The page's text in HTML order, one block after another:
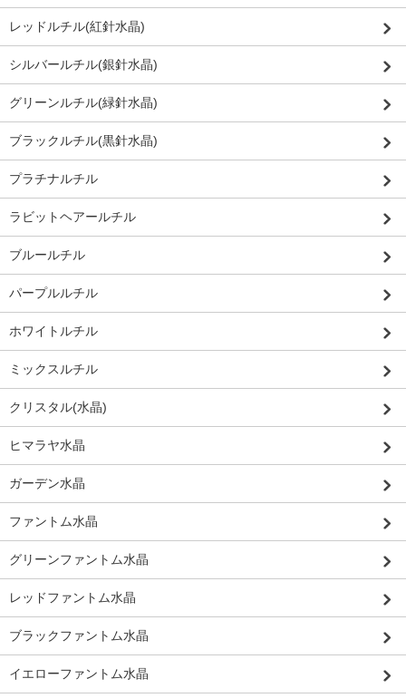
レッドルチル(紅針水晶)
シルバールチル(銀針水晶)
グリーンルチル(緑針水晶)
ブラックルチル(黒針水晶)
プラチナルチル
ラビットヘアールチル
ブルールチル
パープルルチル
ホワイトルチル
ミックスルチル
クリスタル(水晶)
ヒマラヤ水晶
ガーデン水晶
ファントム水晶
グリーンファントム水晶
レッドファントム水晶
ブラックファントム水晶
イエローファントム水晶